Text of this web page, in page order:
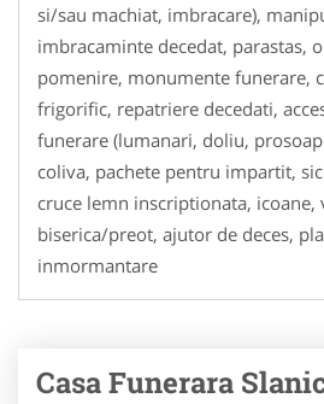
si/sau machiat, imbracare),
imbracaminte decedat, parastas,
pomenire, monumente funerare,
frigorific, repatriere decedati,
funerare (lumanari, doliu,
coliva, pachete pentru impartit,
cruce lemn inscriptionata, icoane,
biserica/preot, ajutor de deces,
inmormantare
Casa Funerara